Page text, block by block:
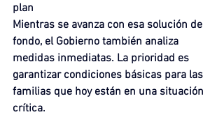
plan
Mientras se avanza con esa solución de
fondo, el Gobierno también analiza
medidas inmediatas. La prioridad es
garantizar condiciones básicas para las
familias que hoy están en una situación
crítica.